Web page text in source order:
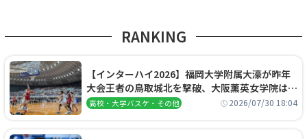
RANKING
【インターハイ2026】福岡大学附属大濠が昨年
大会王者の鳥取城北を撃破、大阪薫英女学院は岐
阜女子に完勝、大会3日目試合結果
高校・大学バスケ・その他 2026/07/30 18:04